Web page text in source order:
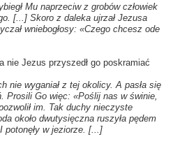
Mu naprzeciw z grobów człowiek
[...] Skoro z daleka ujrzał Jezusa
wniebogłosy: «Czego chcesz ode
nie Jezus przyszedł go poskramiać
nie wyganiał z tej okolicy. A pasła się
Prosili Go więc: «Poślij nas w świnie,
im. Tak duchy nieczyste
około dwutysięczna ruszyła pędem
potonęły w jeziorze. [...]